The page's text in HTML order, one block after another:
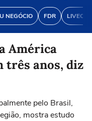
NEGÓCIO FDR
América
três anos, diz
pelo Brasil,
mostra estudo